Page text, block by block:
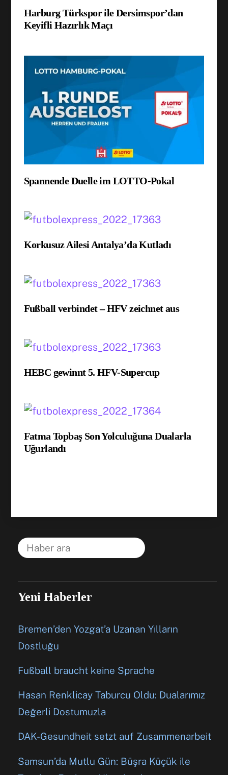
Harburg Türkspor ile Dersimspor’dan
Keyifli Hazırlık Maçı
Spannende Duelle im LOTTO-Pokal
Korkusuz Ailesi Antalya’da Kutladı
Fußball verbindet – HFV zeichnet aus
HEBC gewinnt 5. HFV-Supercup
Fatma Topbaş Son Yolculuğuna Dualarla
Uğurlandı
Yeni Haberler
Bremen’den Yozgat’a Uzanan Yılların
Dostluğu
Fußball braucht keine Sprache
Hasan Renklicay Taburcu Oldu: Dualarımız
Değerli Dostumuzla
DAK-Gesundheit setzt auf Zusammenarbeit
Samsun’da Mutlu Gün: Büşra Küçük ile